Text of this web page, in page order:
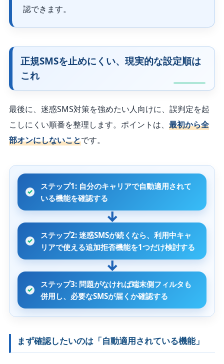
認できます。
正規SMSを止めにくい、現実的な設定順は
これ
最後に、迷惑SMS対策を強めたい人向けに、誤判定を起
こしにくい順番を整理します。ポイントは、 最初から全
部オンにしないことです。
ステップ1: 自分のキャリアで自動適用されて
いる機能を確認する
ステップ2: 迷惑SMSが続くなら、利用中キャ
リアで使える追加拒否機能を1つだけ検討する
ステップ3: 問題がなければ端末側フィルタも
併用し、必要なSMSが届くか確認する
まず確認したいのは「自動適用されている機能」